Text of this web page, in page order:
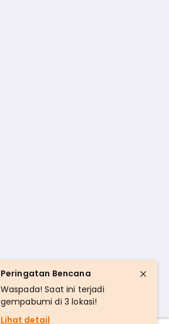
Peringatan Bencana
Waspada! Saat ini terjadi
gempabumi di 3 lokasi!
Lihat detail